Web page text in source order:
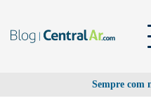
Sempre com